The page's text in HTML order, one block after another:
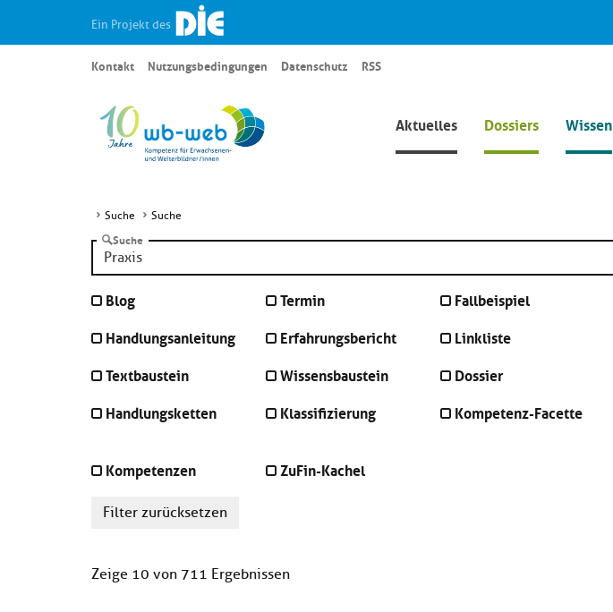
Ein Projekt des
Aktuelles Dossiers Wissen
Kontakt Nutzungsbedingungen Datenschutz RSS
Suche Suche
Suche
Blog Termin Fallbeispiel
Handlungsanleitung
Erfahrungsbericht Linkliste
Textbaustein
Wissensbaustein Dossier
Handlungsketten
Klassifizierung Kompetenz-Facette
Kompetenzen
ZuFin-Kachel
Filter zurücksetzen
Zeige 10 von 711 Ergebnissen